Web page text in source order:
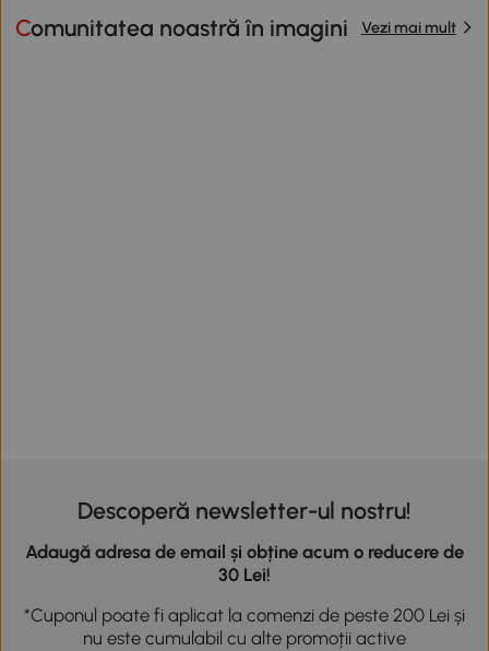
Comunitatea noastră în imagini Vezi mai mult
Descoperă newsletter-ul nostru!
Adaugă adresa de email și obține acum o reducere de
30 Lei!
*Cuponul poate fi aplicat la comenzi de peste 200 Lei și
nu este cumulabil cu alte promoții active